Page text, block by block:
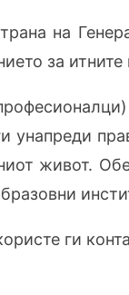
на
за итните
унапреди
живот.
ги